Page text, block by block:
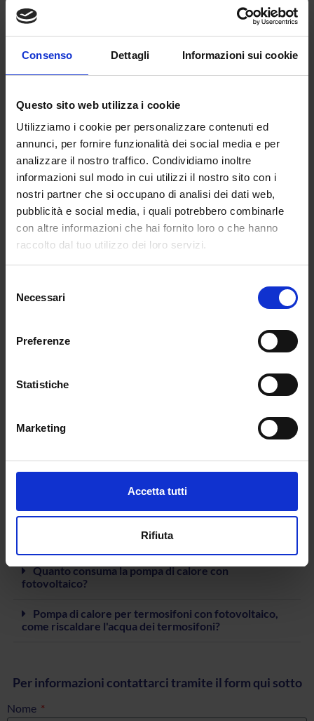
Consenso Dettagli Informazioni sui cookie
Questo sito web utilizza i cookie
Utilizziamo i cookie per personalizzare contenuti ed
annunci, per fornire funzionalità dei social media e per
analizzare il nostro traffico. Condividiamo inoltre
informazioni sul modo in cui utilizzi il nostro sito con i
nostri partner che si occupano di analisi dei dati web,
pubblicità e social media, i quali potrebbero combinarle
con altre informazioni che hai fornito loro o che hanno
raccolto dal tuo utilizzo dei loro servizi.
delNecessari
Preferenze
Statistiche
Marketing
Accetta tutti
Rifiuta
Pompa di calore e fotovoltaico:
domande frequenti
Quanto consuma la pompa di calore con
fotovoltaico?
Pompa di calore per termosifoni con fotovoltaico,
come riscaldare l'acqua dei termosifoni?
Per informazioni contattarci tramite il form qui sotto
Nome